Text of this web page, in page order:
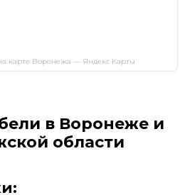
карте Воронежа — Яндекс Карты
в Воронеже и
области